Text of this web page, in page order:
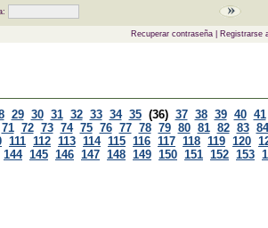
Recuperar contraseña| Registrarse
29 30 31 32 33 34 35 (36) 37 38 39 40 41
71 72 73 74 75 76 77 78 79 80 81 82 83 84
111 112 113 114 115 116 117 118 119 120
144 145 146 147 148 149 150 151 152 153